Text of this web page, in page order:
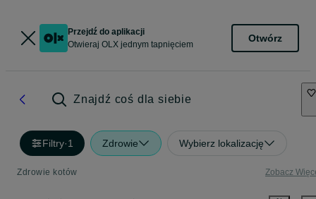
Przejdź do aplikacji
Otwieraj OLX jednym tapnięciem
Otwórz
Znajdź coś dla siebie
Filtry·1 Zdrowie Wybierz lokalizację
Zdrowie kotów Zobacz